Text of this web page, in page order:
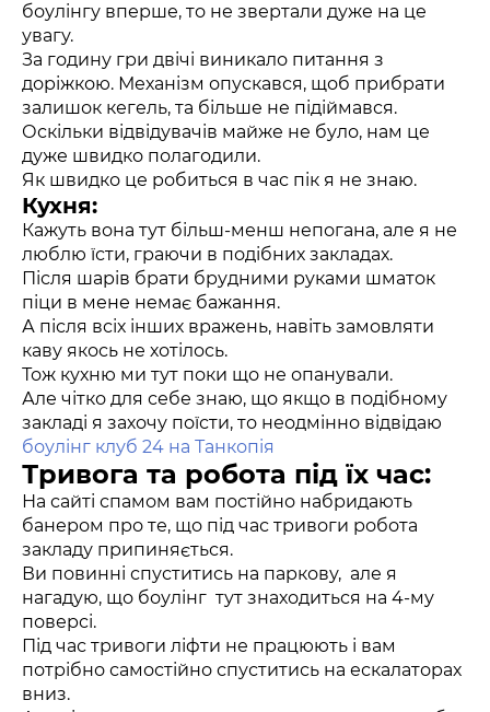
боулінгу вперше, то не звертали дуже на це
увагу.
За годину гри двічі виникало питання з
доріжкою. Механізм опускався, щоб прибрати
залишок кегель, та більше не підіймався.
Оскільки відвідувачів майже не було, нам це
дуже швидко полагодили.
Як швидко це робиться в час пік я не знаю.
Кухня:
Кажуть вона тут більш-менш непогана, але я не
люблю їсти, граючи в подібних закладах.
Після шарів брати брудними руками шматок
піци в мене немає бажання.
А після всіх інших вражень, навіть замовляти
каву якось не хотілось.
Тож кухню ми тут поки що не опанували.
Але чітко для себе знаю, що якщо в подібному
закладі я захочу поїсти, то неодмінно відвідаю
боулінг клуб 24 на Танкопія
Тривога та робота під їх час:
На сайті спамом вам постійно набридають
банером про те, що під час тривоги робота
закладу припиняється.
Ви повинні спуститись на паркову, але я
нагадую, що боулінг тут знаходиться на 4-му
поверсі.
Під час тривоги ліфти не працюють і вам
потрібно самостійно спуститись на ескалаторах
вниз.